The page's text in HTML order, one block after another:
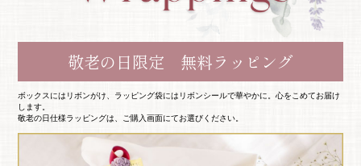
敬老の日限定 無料ラッピング
ボックスにはリボンがけ、ラッピング袋にはリボンシールで華やかに。心をこめてお届け
します。
敬老の日仕様ラッピングは、ご購入画面にてお選びください。